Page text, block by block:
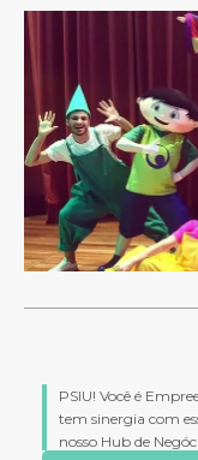
PSIU! Você é
tem sinergia com
nosso Hub de